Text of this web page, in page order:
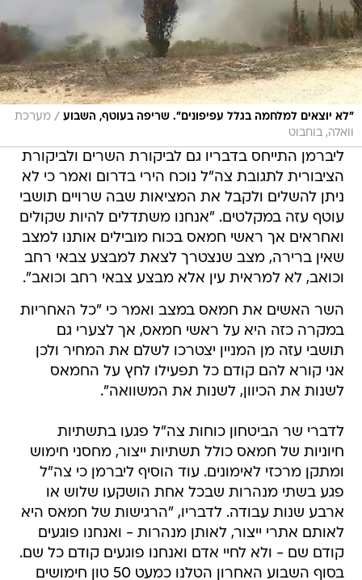
"לא יוצאים למלחמה בגלל עפיפונים". שריפה בעוטף, השבוע / מערכת
וואלה, בוחבוט
ליברמן התייחס בדבריו גם לביקורת השרים ולביקורת
הציבורית לתגובת צה"ל נוכח הירי בדרום ואמר כי לא
ניתן להשלים ולקבל את המציאות שבה שרויים תושבי
עוטף עזה במקלטים. "אנחנו משתדלים להיות שקולים
ואחראים אך ראשי חמאס בכוח מובילים אותנו למצב
שאין ברירה, מצב שנצטרך לצאת למבצע צבאי רחב
וכואב, לא למראית עין אלא מבצע צבאי רחב וכואב".
השר האשים את חמאס במצב ואמר כי "כל האחריות
במקרה כזה היא על ראשי חמאס, אך לצערי גם
תושבי עזה מן המניין יצטרכו לשלם את המחיר ולכן
אני קורא להם קודם כל תפעילו לחץ על החמאס
לשנות את הכיוון, לשנות את המשוואה".
לדברי שר הביטחון כוחות צה"ל פגעו בתשתיות
חיוניות של חמאס כולל תשתיות ייצור, מחסני חימוש
ומתקן מרכזי לאימונים. עוד הוסיף ליברמן כי צה"ל
פגע בשתי מנהרות שבכל אחת הושקעו שלוש או
ארבע שנות עבודה. לדבריו, "הרגישות של חמאס היא
לאותם אתרי ייצור, לאותן מנהרות - ואנחנו פוגעים
קודם שם - ולא לחיי אדם ואנחנו פוגעים קודם כל שם.
בסוף השבוע האחרון הטלנו כמעט 50 טון חימושים